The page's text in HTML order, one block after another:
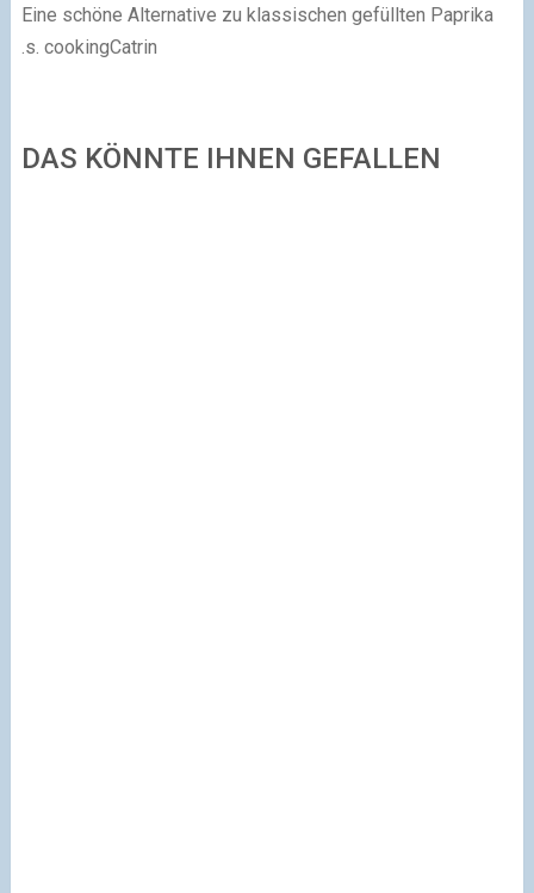
Eine schöne Alternative zu klassischen gefüllten Paprika
.s. cookingCatrin
DAS KÖNNTE IHNEN GEFALLEN